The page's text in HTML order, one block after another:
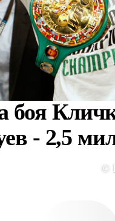
боя
- 2,5
©